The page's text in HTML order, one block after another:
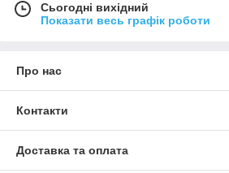
Сьогодні вихідний
Показати весь графік роботи
Про нас
Контакти
Доставка та оплата